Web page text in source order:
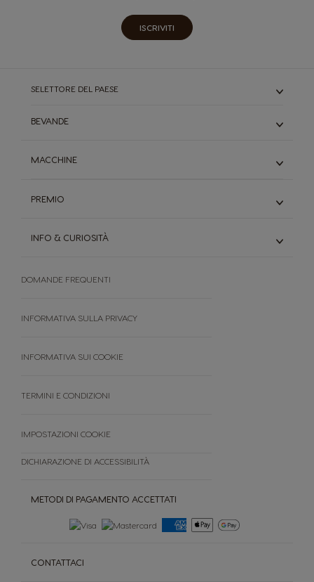
ISCRIVITI
SELETTORE DEL PAESE
BEVANDE
Cioccolata
Tè
Scopri tutti I gusti
MACCHINE
Genio S Plus
Mini Me
PREMIO
Inserisci i codici
INFO & CURIOSITÀ
Il mondo del caffè
Premio
METODI DI PAGAMENTO ACCETTATI
CONTATTACI
DOMANDE FREQUENTI
INFORMATIVA SULLA PRIVACY
INFORMATIVA SUI COOKIE
TERMINI E CONDIZIONI
IMPOSTAZIONI COOKIE
DICHIARAZIONE DI ACCESSIBILITÀ